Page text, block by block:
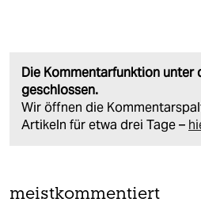
Die Kommentarfunktion unter
geschlossen.
Wir öffnen die
Artikeln für etwa drei Tage –
meistkommentiert